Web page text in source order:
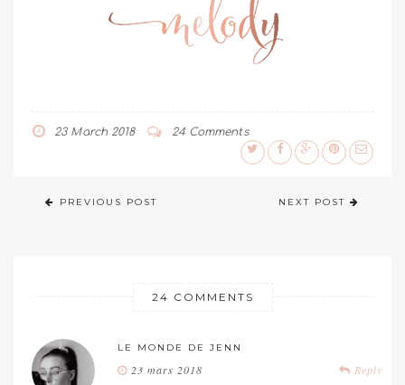
23 March 2018 24 Comments
PREVIOUS POST NEXT POST
24 COMMENTS
LE MONDE DE JENN
Reply
23 mars 2018